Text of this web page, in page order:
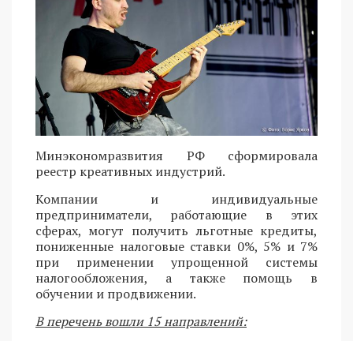
Минэкономразвития РФ сформировала
реестр креативных индустрий.
Компании и индивидуальные
предприниматели, работающие в этих
сферах, могут получить льготные кредиты,
пониженные налоговые ставки 0%, 5% и 7%
при применении упрощенной системы
налогообложения, а также помощь в
обучении и продвижении.
В перечень вошли 15 направлений: